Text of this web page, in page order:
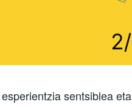
sentsiblea eta